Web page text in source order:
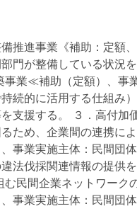
推進事業《補助：定額
門が整備している状況
事業≪補助（定額）、
続的に活用する仕組み
支援する。 ３．高付
ため、企業間の連携に
事業実施主体：民間
法伐採関連情報の提
間企業ネットワーク
事業実施主体：民間団